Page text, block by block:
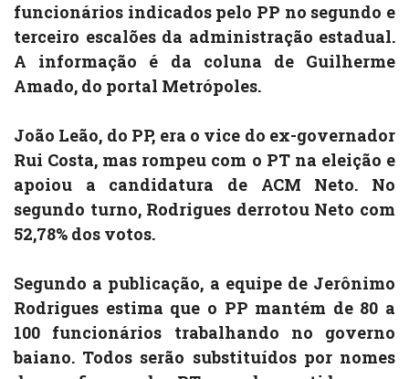
funcionários indicados pelo PP no segundo e
terceiro escalões da administração estadual.
A informação é da coluna de Guilherme
Amado, do portal Metrópoles.
João Leão, do PP, era o vice do ex-governador
Rui Costa, mas rompeu com o PT na eleição e
apoiou a candidatura de ACM Neto. No
segundo turno, Rodrigues derrotou Neto com
52,78% dos votos.
Segundo a publicação, a equipe de Jerônimo
Rodrigues estima que o PP mantém de 80 a
100 funcionários trabalhando no governo
baiano. Todos serão substituídos por nomes